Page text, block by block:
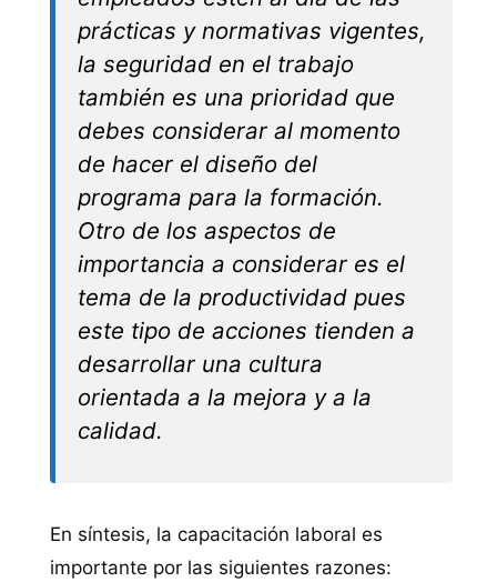
prácticas y normativas vigentes,
la seguridad en el trabajo
también es una prioridad que
debes considerar al momento
de hacer el diseño del
programa para la formación.
Otro de los aspectos de
importancia a considerar es el
tema de la productividad pues
este tipo de acciones tienden a
desarrollar una cultura
orientada a la mejora y a la
calidad.
En síntesis, la capacitación laboral es
importante por las siguientes razones: